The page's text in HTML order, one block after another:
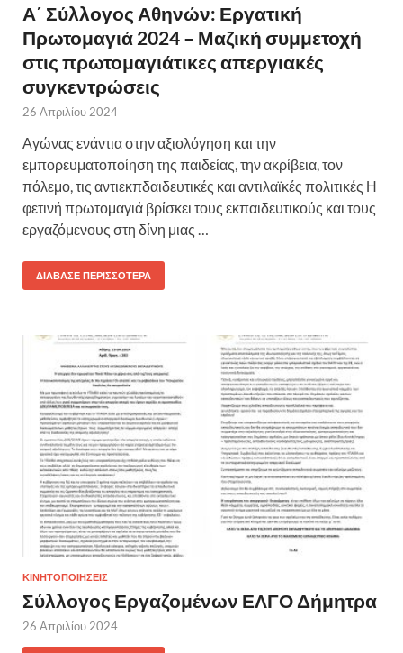
Α΄ Σύλλογος Αθηνών: Εργατική
Πρωτομαγιά 2024 – Μαζική συμμετοχή
στις πρωτομαγιάτικες απεργιακές
συγκεντρώσεις
26 Απριλίου 2024
Αγώνας ενάντια στην αξιολόγηση και την
εμπορευματοποίηση της παιδείας, την ακρίβεια, τον
πόλεμο, τις αντιεκπδαιδευτικές και αντιλαϊκές πολιτικές Η
φετινή πρωτομαγιά βρίσκει τους εκπαιδευτικούς και τους
εργαζόμενους στη δίνη μιας …
ΔΙΆΒΑΣΕ ΠΕΡΙΣΣΌΤΕΡΑ
ΚΙΝΗΤΟΠΟΙΗΣΕΙΣ
Σύλλογος Εργαζομένων ΕΛΓΟ Δήμητρα
26 Απριλίου 2024